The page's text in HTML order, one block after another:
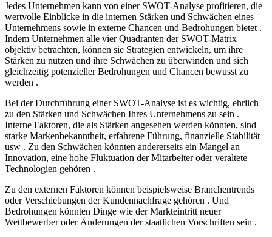
Jedes Unternehmen kann von einer SWOT-Analyse profitieren, die
wertvolle Einblicke in die internen Stärken und Schwächen eines
Unternehmens sowie in externe Chancen und Bedrohungen bietet .
Indem Unternehmen alle vier Quadranten der SWOT-Matrix
objektiv betrachten, können sie Strategien entwickeln, um ihre
Stärken zu nutzen und ihre Schwächen zu überwinden und sich
gleichzeitig potenzieller Bedrohungen und Chancen bewusst zu
werden .
Bei der Durchführung einer SWOT-Analyse ist es wichtig, ehrlich
zu den Stärken und Schwächen Ihres Unternehmens zu sein .
Interne Faktoren, die als Stärken angesehen werden könnten, sind
starke Markenbekanntheit, erfahrene Führung, finanzielle Stabilität
usw . Zu den Schwächen könnten andererseits ein Mangel an
Innovation, eine hohe Fluktuation der Mitarbeiter oder veraltete
Technologien gehören .
Zu den externen Faktoren können beispielsweise Branchentrends
oder Verschiebungen der Kundennachfrage gehören . Und
Bedrohungen könnten Dinge wie der Markteintritt neuer
Wettbewerber oder Änderungen der staatlichen Vorschriften sein .